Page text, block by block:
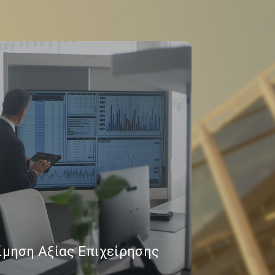
Αξίας Επιχείρησης